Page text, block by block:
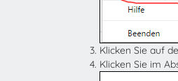
Klicken Sie auf
Klicken Sie im